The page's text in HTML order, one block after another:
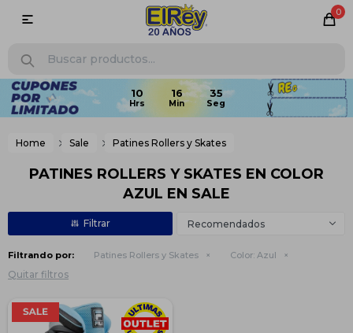
0

Home Sale Patines Rollers y Skates
PATINES ROLLERS Y SKATES EN COLOR
AZUL EN SALE
Recomendados
Filtrando por: Patines Rollers y Skates Color: Azul
Quitar filtros